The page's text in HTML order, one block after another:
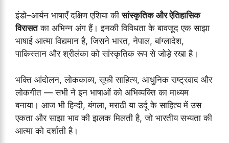
इंडो–आर्यन भाषाएँ दक्षिण एशिया कीसांस्कृतिक और ऐतिहासिक
विरासतका अभिन्न अंग हैं। इनकी विविधता के बावजूद एक साझा
भाषाई आत्मा विद्यमान है, जिसने भारत, नेपाल, बांग्लादेश,
पाकिस्तान और श्रीलंका को सांस्कृतिक रूप से जोड़े रखा है।
भक्ति आंदोलन, लोककाव्य, सूफी साहित्य, आधुनिक राष्ट्रवाद और
लोकगीत — सभी ने इन भाषाओं को अभिव्यक्ति का माध्यम
बनाया। आज भी हिन्दी, बंगला, मराठी या उर्दू के साहित्य में उस
एकता और साझा भाव की झलक मिलती है, जो भारतीय सभ्यता की
आत्मा को दर्शाती है।